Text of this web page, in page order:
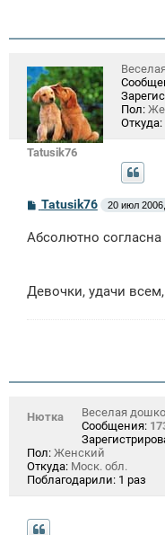
и
Tatusik76
Пол:
Откуда:
С
о
б
и
Tatusik76 20 июл
Абсолютно согласна
Девочки, удачи
Нютка
Веселая
Сообщения:
Пол: Женский
Откуда: Моск. обл.
Поблагодарили: 1 раз